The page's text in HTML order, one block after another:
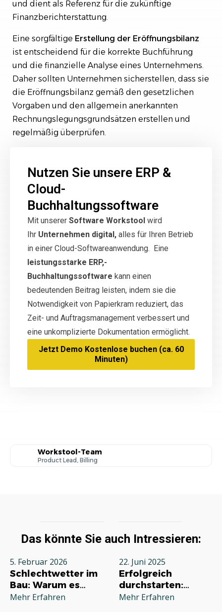
und dient als Referenz für die zukünftige
Finanzberichterstattung.
Eine sorgfältige Erstellung der Eröffnungsbilanz
ist entscheidend für die korrekte Buchführung
und die finanzielle Analyse eines Unternehmens.
Daher sollten Unternehmen sicherstellen, dass sie
die Eröffnungsbilanz gemäß den gesetzlichen
Vorgaben und den allgemein anerkannten
Rechnungslegungsgrundsätzen erstellen und
regelmäßig überprüfen.
Nutzen Sie unsere ERP &
Cloud-
Buchhaltungssoftware
Mit unserer Software Workstool wird
Ihr Unternehmen digital, alles für Ihren Betrieb
in einer Cloud-Softwareanwendung. Eine
leistungsstarke ERP,-
Buchhaltungssoftware kann einen
bedeutenden Beitrag leisten, indem sie die
Notwendigkeit von Papierkram reduziert, das
Zeit- und Auftragsmanagement verbessert und
eine unkomplizierte Dokumentation ermöglicht.
Jetzt Demo Kostenlose buchen (ca. 60
Minuten)
Workstool-Team
Product Lead, Billing
Das könnte Sie auch Intressieren:
5. Februar 2026
Schlechtwetter im
Bau: Warum es
jeden Betrieb
Mehr Erfahren
22. Juni 2025
Erfolgreich
durchstarten:
Deine
Mehr Erfahren